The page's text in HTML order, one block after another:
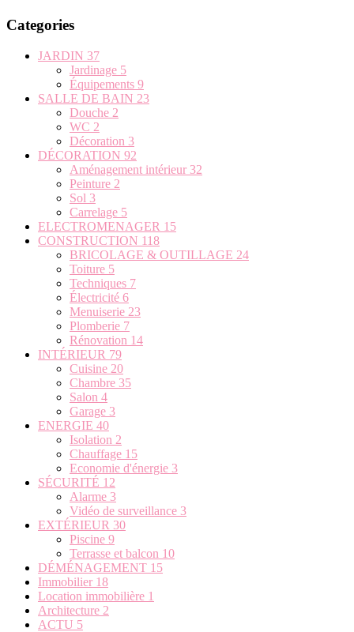
Categories
JARDIN 37
Jardinage 5
Équipements 9
SALLE DE BAIN 23
Douche 2
WC 2
Décoration 3
DÉCORATION 92
Aménagement intérieur 32
Peinture 2
Sol 3
Carrelage 5
ELECTROMENAGER 15
CONSTRUCTION 118
BRICOLAGE & OUTILLAGE 24
Toiture 5
Techniques 7
Électricité 6
Menuiserie 23
Plomberie 7
Rénovation 14
INTÉRIEUR 79
Cuisine 20
Chambre 35
Salon 4
Garage 3
ENERGIE 40
Isolation 2
Chauffage 15
Economie d'énergie 3
SÉCURITÉ 12
Alarme 3
Vidéo de surveillance 3
EXTÉRIEUR 30
Piscine 9
Terrasse et balcon 10
DÉMÉNAGEMENT 15
Immobilier 18
Location immobilière 1
Architecture 2
ACTU 5